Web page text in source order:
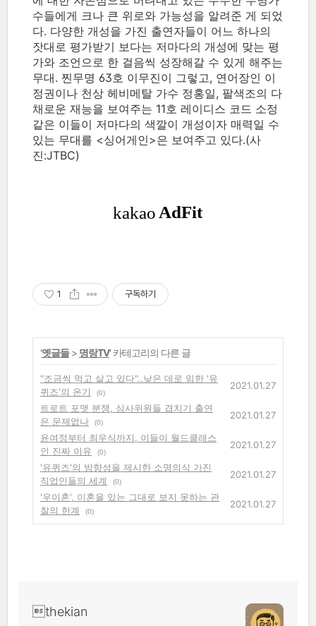
수들에게 크나 큰 위로와 가능성을 알려준 게 되었
다. 다양한 개성을 가진 출연자들이 어느 하나의
잣대로 평가받기 보다는 저마다의 개성에 맞는 평
가와 조언으로 한 걸음씩 성장해갈 수 있게 해주는
무대. 찐무명 63호 이무진이 그렇고, 연어장인 이
정권이나 천상 헤비메탈 가수 정홍일, 팔색조의 다
채로운 재능을 보여주는 11호 레이디스 코드 소정
같은 이들이 저마다의 색깔이 개성이자 매력일 수
있는 무대를 <싱어게인>은 보여주고 있다.(사
진:JTBC)
1 구독하기
'옛글들> 명랑TV' 카테고리의 다른 글
"조금씩 먹고 살고 있다"..낮은 데로 임한 '유
퀴즈'의 온기
(0)
2021.01.27
트로트 포맷 분쟁, 심사위원들 겹치기 출연
은 문제없나
(0)
2021.01.27
윤여정부터 최우식까지, 이들이 월드클래스
인 진짜 이유
(0)
2021.01.27
'유퀴즈'의 방향성을 제시한 소명의식 가진
직업인들의 세계
(0)
2021.01.27
'우이혼', 이혼을 있는 그대로 보지 못하는 관
찰의 한계
(0)
2021.01.27
thekian